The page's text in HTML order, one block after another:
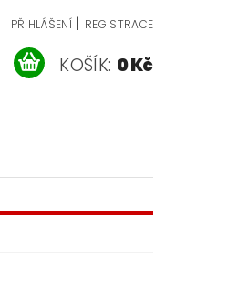
PŘIHLÁŠENÍ | REGISTRACE
KOŠÍK: 0 Kč